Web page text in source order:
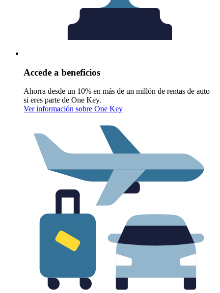
Accede a beneficios
Ahorra desde un 10% en más de un millón de rentas de auto
si eres parte de One Key.
Ver información sobre One Key